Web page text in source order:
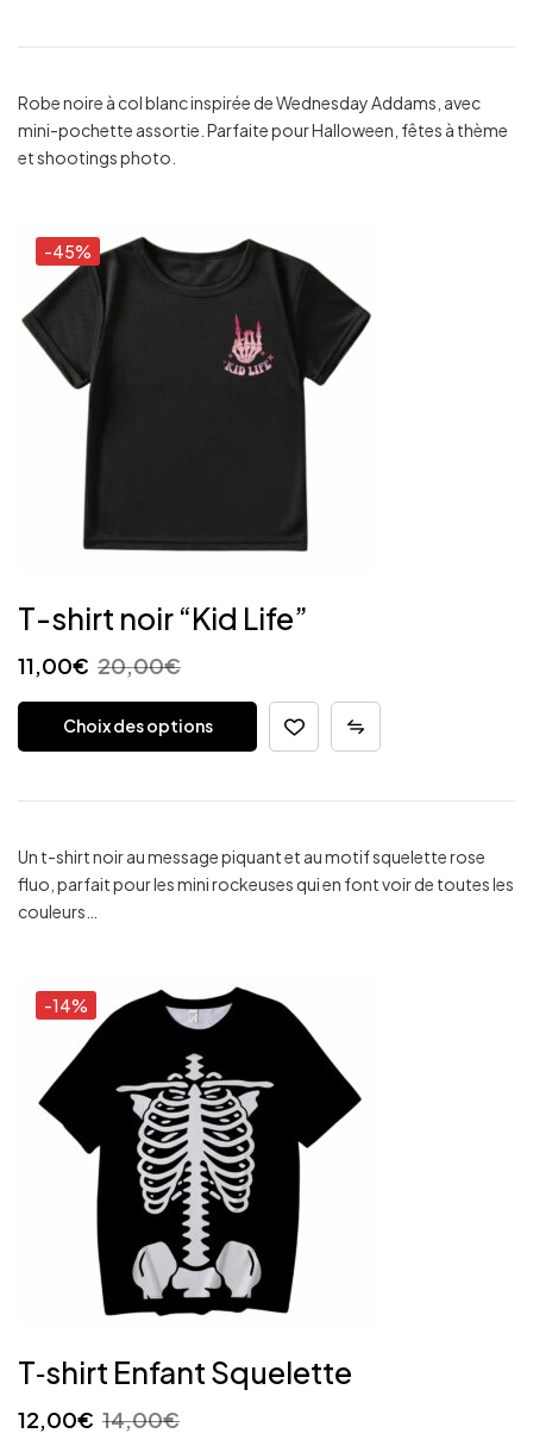
Robe noire à col blanc inspirée de Wednesday Addams, avec
mini-pochette assortie. Parfaite pour Halloween, fêtes à thème
et shootings photo.
-45%
T-shirt noir “Kid Life”
20,00€
11,00€
Choix des options
Un t-shirt noir au message piquant et au motif squelette rose
fluo, parfait pour les mini rockeuses qui en font voir de toutes les
couleurs…
-14%
T‑shirt Enfant Squelette
14,00€
12,00€